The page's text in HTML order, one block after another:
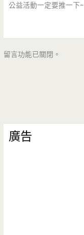
公益活動一定要推一下~
留言功能已關閉。
廣告